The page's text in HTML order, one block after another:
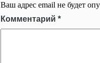
Ваш адрес email не будет
Комментарий *